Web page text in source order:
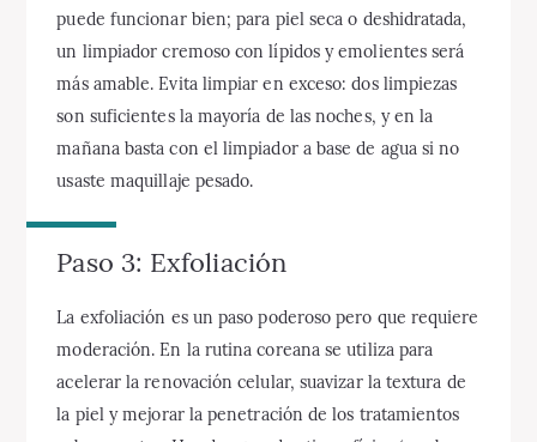
puede funcionar bien; para piel seca o deshidratada,
un limpiador cremoso con lípidos y emolientes será
más amable. Evita limpiar en exceso: dos limpiezas
son suficientes la mayoría de las noches, y en la
mañana basta con el limpiador a base de agua si no
usaste maquillaje pesado.
Paso 3: Exfoliación
La exfoliación es un paso poderoso pero que requiere
moderación. En la rutina coreana se utiliza para
acelerar la renovación celular, suavizar la textura de
la piel y mejorar la penetración de los tratamientos